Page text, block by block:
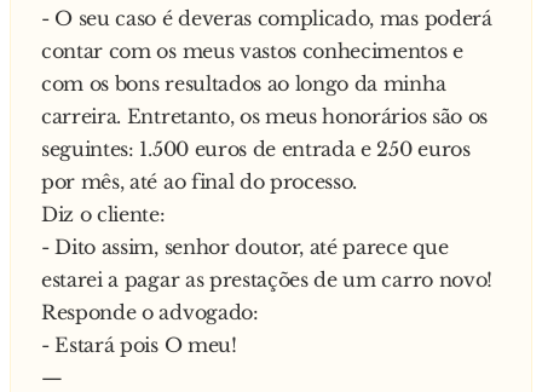
- O seu caso é deveras complicado, mas poderá
contar com os meus vastos conhecimentos e
com os bons resultados ao longo da minha
carreira. Entretanto, os meus honorários são os
seguintes: 1.500 euros de entrada e 250 euros
por mês, até ao final do processo.
Diz o cliente:
- Dito assim, senhor doutor, até parece que
estarei a pagar as prestações de um carro novo!
Responde o advogado:
- Estará pois O meu!
—